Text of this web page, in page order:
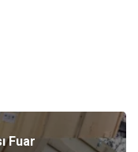
Fuar